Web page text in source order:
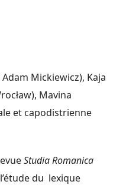
Mickiewicz), Kaja
Mavina
et capodistrienne
Studia Romanica
du lexique